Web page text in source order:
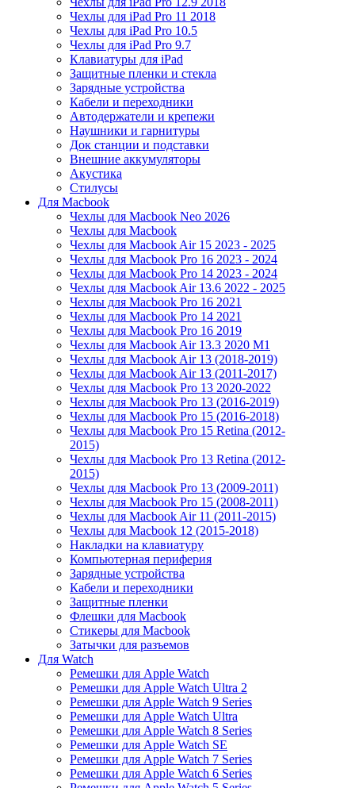
Чехлы для iPad Pro 11 2018
Чехлы для iPad Pro 10.5
Чехлы для iPad Pro 9.7
Клавиатуры для iPad
Защитные пленки и стекла
Зарядные устройства
Кабели и переходники
Автодержатели и крепежи
Наушники и гарнитуры
Док станции и подставки
Внешние аккумуляторы
Акустика
Стилусы
Для Macbook
Чехлы для Macbook Neo 2026
Чехлы для Macbook
Чехлы для Macbook Air 15 2023 - 2025
Чехлы для Macbook Pro 16 2023 - 2024
Чехлы для Macbook Pro 14 2023 - 2024
Чехлы для Macbook Air 13.6 2022 - 2025
Чехлы для Macbook Pro 16 2021
Чехлы для Macbook Pro 14 2021
Чехлы для Macbook Pro 16 2019
Чехлы для Macbook Air 13.3 2020 M1
Чехлы для Macbook Air 13 (2018-2019)
Чехлы для Macbook Air 13 (2011-2017)
Чехлы для Macbook Pro 13 2020-2022
Чехлы для Macbook Pro 13 (2016-2019)
Чехлы для Macbook Pro 15 (2016-2018)
Чехлы для Macbook Pro 15 Retina (2012-
2015)
Чехлы для Macbook Pro 13 Retina (2012-
2015)
Чехлы для Macbook Pro 13 (2009-2011)
Чехлы для Macbook Pro 15 (2008-2011)
Чехлы для Macbook Air 11 (2011-2015)
Чехлы для Macbook 12 (2015-2018)
Накладки на клавиатуру
Компьютерная периферия
Зарядные устройства
Кабели и переходники
Защитные пленки
Флешки для Macbook
Стикеры для Macbook
Затычки для разъемов
Для Watch
Ремешки для Apple Watch
Ремешки для Apple Watch Ultra 2
Ремешки для Apple Watch 9 Series
Ремешки для Apple Watch Ultra
Ремешки для Apple Watch 8 Series
Ремешки для Apple Watch SE
Ремешки для Apple Watch 7 Series
Ремешки для Apple Watch 6 Series